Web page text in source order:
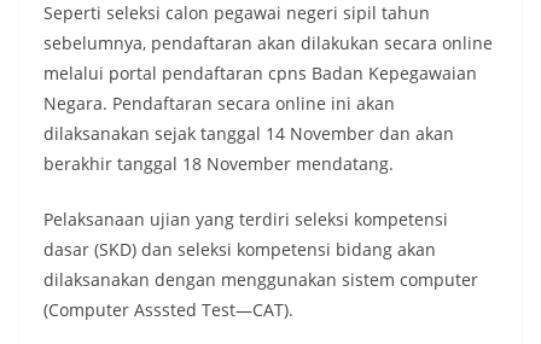
Seperti seleksi calon pegawai negeri sipil tahun
sebelumnya, pendaftaran akan dilakukan secara online
melalui portal pendaftaran cpns Badan Kepegawaian
Negara. Pendaftaran secara online ini akan
dilaksanakan sejak tanggal 14 November dan akan
berakhir tanggal 18 November mendatang.
Pelaksanaan ujian yang terdiri seleksi kompetensi
dasar (SKD) dan seleksi kompetensi bidang akan
dilaksanakan dengan menggunakan sistem computer
(Computer Asssted Test—CAT).